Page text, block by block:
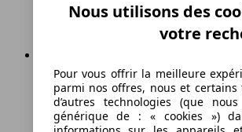
139 g/km
Émissions de CO2 (combinées)*
Nous utilisons des
votre
Pour vous offrir la meilleure
parmi nos offres, nous et
d’autres technologies (que
générique de : « cookies »)